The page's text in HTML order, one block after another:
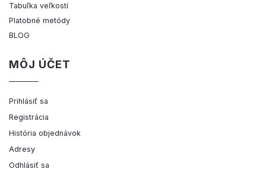
Tabuľka veľkostí
Platobné metódy
BLOG
MÔJ ÚČET
Prihlásiť sa
Registrácia
História objednávok
Adresy
Odhlásiť sa